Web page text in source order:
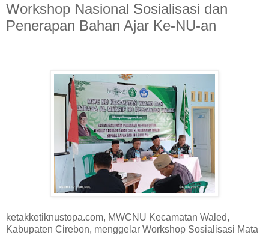
Workshop Nasional Sosialisasi dan
Penerapan Bahan Ajar Ke-NU-an
ketakketiknustopa.com, MWCNU Kecamatan Waled,
Kabupaten Cirebon, menggelar Workshop Sosialisasi Mata